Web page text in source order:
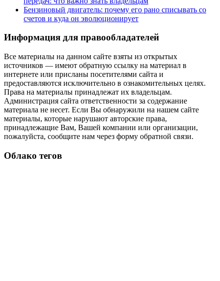
Бензиновый двигатель: почему его рано списывать со
счетов и куда он эволюционирует
Информация для правообладателей
Все материалы на данном сайте взяты из открытых
источников — имеют обратную ссылку на материал в
интернете или присланы посетителями сайта и
предоставляются исключительно в ознакомительных целях.
Права на материалы принадлежат их владельцам.
Администрация сайта ответственности за содержание
материала не несет. Если Вы обнаружили на нашем сайте
материалы, которые нарушают авторские права,
принадлежащие Вам, Вашей компании или организации,
пожалуйста, сообщите нам через форму обратной связи.
Облако тегов